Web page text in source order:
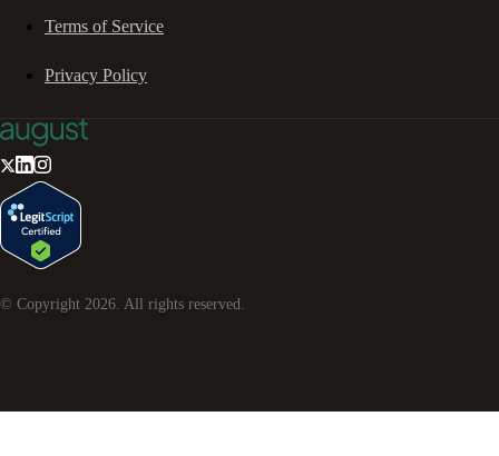
Terms of Service
Privacy Policy
© Copyright 2026 . All rights reserved.